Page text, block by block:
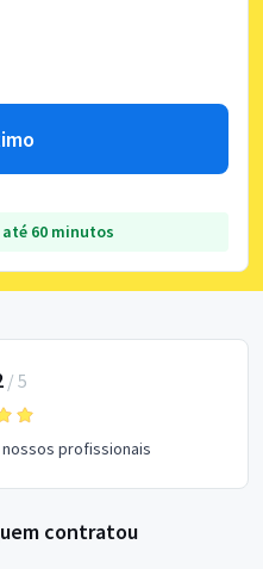
60 minutos
/ 5
profissionais
contratou